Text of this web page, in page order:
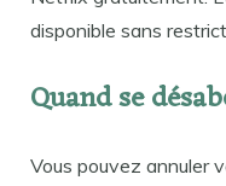
disponible sans
Quand se
Vous pouvez annuler